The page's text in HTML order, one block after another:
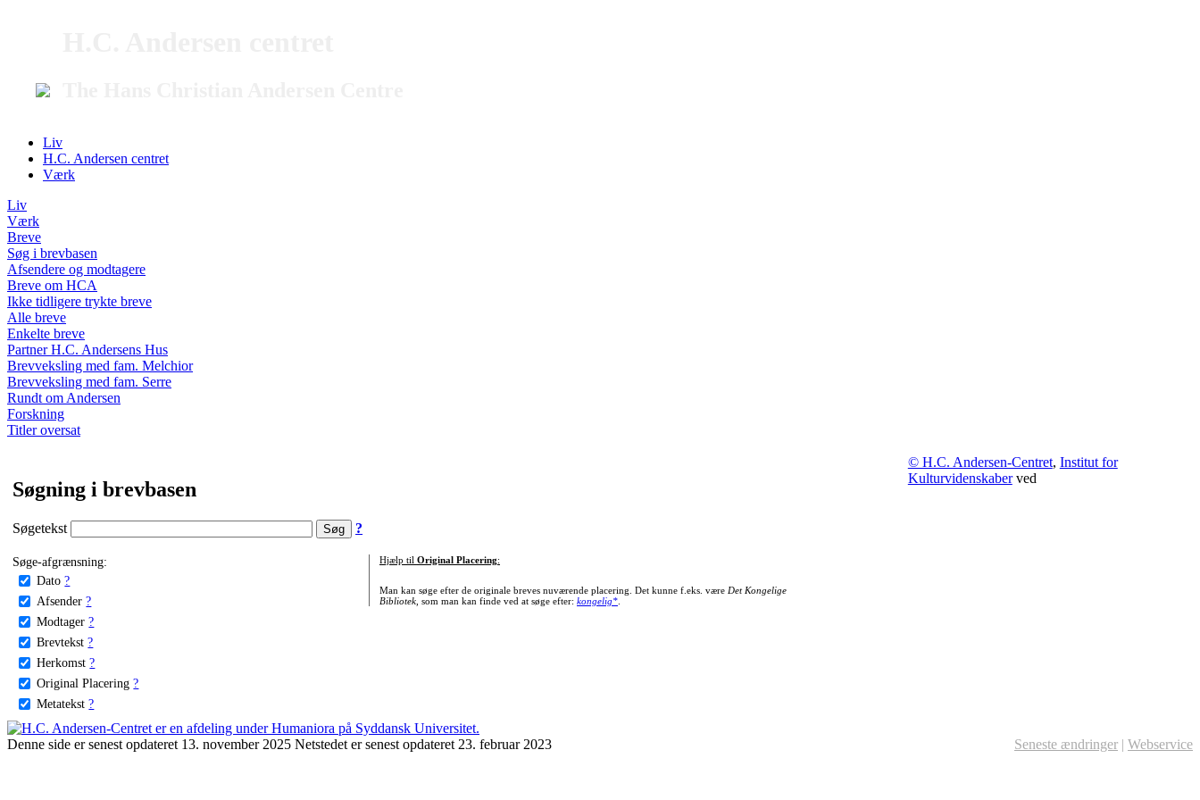
Liv
H.C. Andersen centret
Værk
Liv
Værk
Breve
Søg i brevbasen
Afsendere og modtagere
Breve om HCA
Ikke tidligere trykte breve
Alle breve
Enkelte breve
Partner H.C. Andersens Hus
Brevveksling med fam. Melchior
Brevveksling med fam. Serre
Rundt om Andersen
Forskning
Titler oversat
Søgning i brevbasen
Søgetekst ?
Søge-afgrænsning:
Dato ?
Afsender ?
Modtager ?
Brevtekst ?
Herkomst ?
Original Placering ?
Metatekst ?
Hjælp til Original Placering:
Man kan søge efter de originale breves nuværende placering. Det kunne f.eks. være Det Kongelige
Bibliotek, som man kan finde ved at søge efter: kongelig*.
© H.C. Andersen-Centret, Institut for
Kulturvidenskaberved
Denne side er senest opdateret 13. november 2025 Netstedet er senest opdateret 23. februar 2023 Seneste ændringer | Webservice